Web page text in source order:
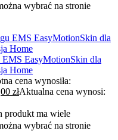
wybrać na stronie
EMS EasyMotionSkin dla
Home
cena wynosiła:
złAktualna cena wynosi:
produkt ma wiele
wybrać na stronie